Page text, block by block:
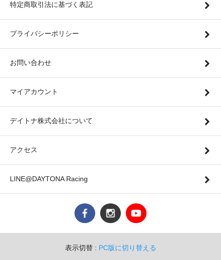
特定商取引法に基づく表記
プライバシーポリシー
お問い合わせ
マイアカウント
デイトナ株式会社について
アクセス
LINE@DAYTONA Racing
表示切替 : PC版に切り替える